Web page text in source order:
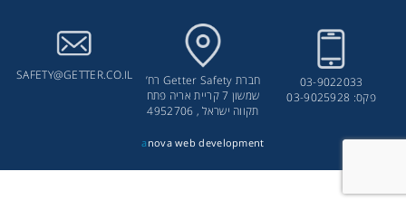
03-9022033
פקס: 03-9025928
חברת Getter Safety רח’
שמשון 7 קריית אריה פתח
תקווה ישראל , 4952706
SAFETY@GETTER.CO.IL
a nova web development